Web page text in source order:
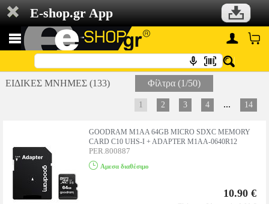
E-shop.gr App
ΕΙΔΙΚΕΣ ΜΝΗΜΕΣ (133) Φίλτρα (1/50)
1 2 3 4 ... 14
GOODRAM M1AA 64GB MICRO SDXC MEMORY
CARD C10 UHS-I + ADAPTER M1AA-0640R12
PER.800887
Αμεσα διαθέσιμο
10.90 €